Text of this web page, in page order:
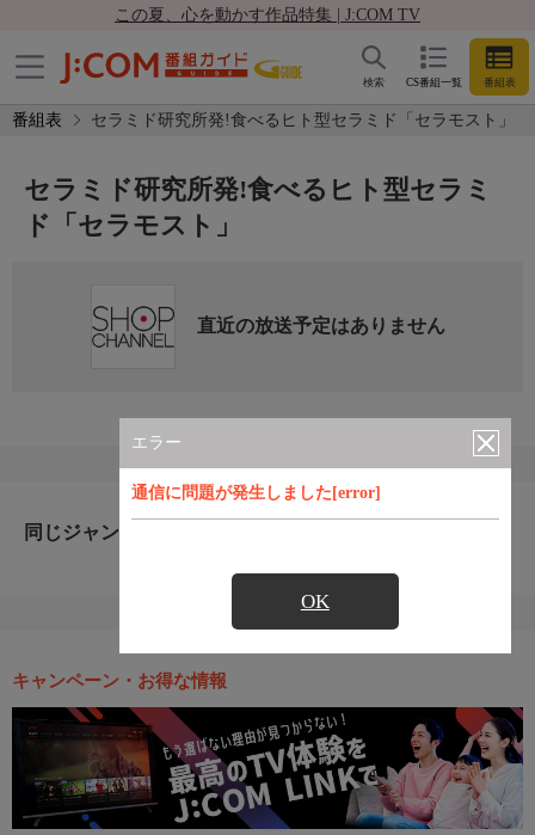
この夏、心を動かす作品特集 | J:COM TV
CS番組一覧 番組表
検索
番組表 セラミド研究所発!食べるヒト型セラミド「セラモスト」
エラー
通信に問題が発生しました[error]
OK
セラミド研究所発!食べるヒト型セラミ
ド「セラモスト」
直近の放送予定はありません
同じジャンルのおすすめ番組
キャンペーン・お得な情報